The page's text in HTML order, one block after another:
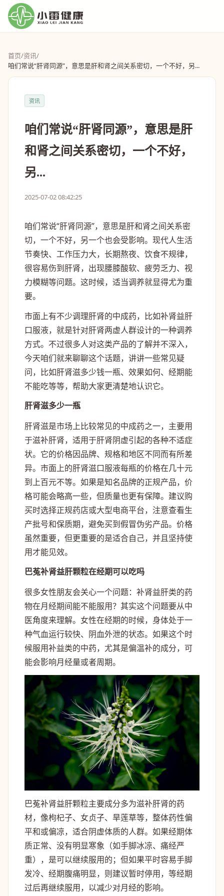
首页/资讯/
咱们常说“肝肾同源”，意思是肝和肾之间关系密切，一个不好，另...
资讯
咱们常说“肝肾同源”，意思是肝
和肾之间关系密切，一个不好，
另...
2025-07-02 08:42:25
咱们常说“肝肾同源”，意思是肝和肾之间关系密
切，一个不好，另一个也会受影响。现代人生活
节奏快、工作压力大，长期熬夜、饮食不规律，
很容易伤到肝肾，出现腰膝酸软、疲劳乏力、视
力模糊等问题。这时候，适当调养就显得尤为重
要。
市面上有不少调理肝肾的中成药，比如补肾益肝
口服液，就是针对肝肾两虚人群设计的一种调养
方式。不过很多人对这类产品的了解并不深入，
今天咱们就来聊聊这个话题，讲讲一些常见疑
问，比如肝肾滋多少钱一瓶、效果如何、经期能
不能吃等等，帮助大家更清楚地认识它。
肝肾滋多少一瓶
肝肾滋是市场上比较常见的中成药之一，主要用
于滋补肝肾，适用于肝肾阴虚引起的各种不适症
状。它的价格因品牌、规格和地区不同而有所差
异。市面上的肝肾滋口服液每瓶的价格在几十元
到上百元不等。如果是知名品牌的正规产品，价
格可能会略高一些，但质量也更有保障。建议购
买时选择正规药店或大型电商平台，注意查看生
产批号和保质期，避免买到假冒伪劣产品。价格
虽然重要，但更重要的是适合自己，并且坚持使
用才能见效。
巴菟补肾益肝颗粒在经期可以吃吗
很多女性朋友会关心一个问题：补肾益肝类的药
物在月经期间能不能服用？其实这个问题要从中
医角度来理解。女性在经期的时候，身体处于一
种气血运行较快、阴血外泄的状态。如果这个时
候服用补益类的中药，尤其是偏温补的成分，可
能会影响月经量或者周期。
巴菟补肾益肝颗粒主要成分多为滋补肝肾的药
材，像枸杞子、女贞子、旱莲草等，整体药性偏
平和或偏凉，适合阴虚体质的人群。如果经期体
质正常、没有明显寒象（如手脚冰凉、痛经严
重），是可以继续服用的；但如果平时容易手脚
发冷、经期腹痛明显，则建议暂时停用，等经期
过后再继续服用，以减少对月经的影响。